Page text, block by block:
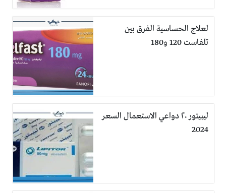
لعلاج الحساسية الفرق بين
تلفاست 120 و180
ليبيتور ٢٠ دواعي الاستعمال السعر
2024